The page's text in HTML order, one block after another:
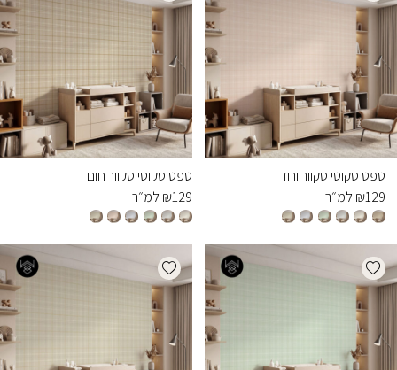
טפט סקוטי סקוור ורוד
₪129 למ״ר
טפט סקוטי סקוור חום
₪129 למ״ר
Add wishlist
Add wishlist